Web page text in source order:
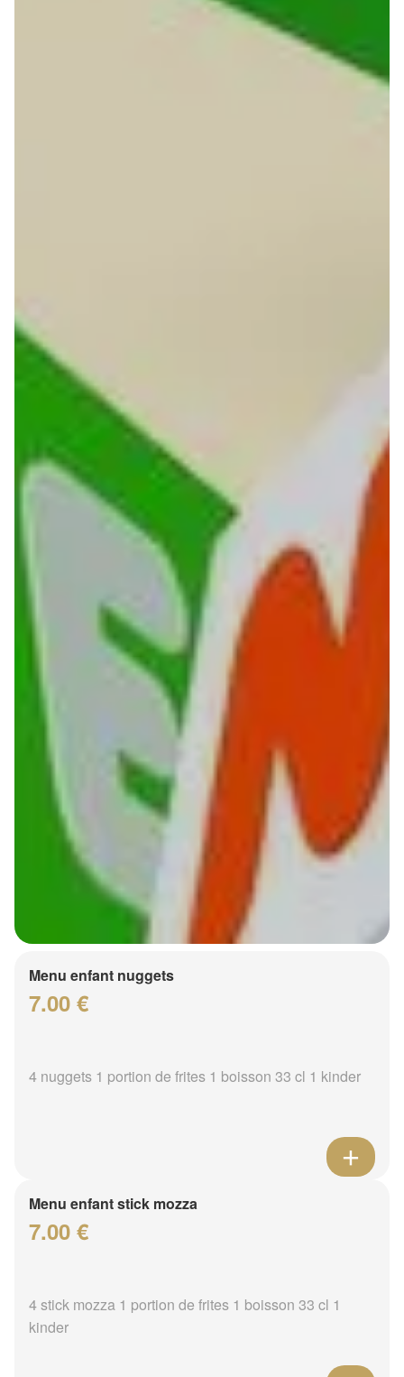
Menu enfant nuggets
7.00 €
4 nuggets 1 portion de frites 1 boisson 33 cl 1 kinder
Menu enfant stick mozza
7.00 €
4 stick mozza 1 portion de frites 1 boisson 33 cl 1
kinder